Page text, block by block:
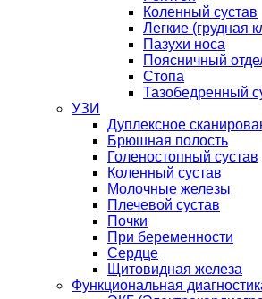
Коленный сустав
Легкие (грудная
Пазухи носа
Поясничный
Стопа
Тазобедренный
УЗИ
Дуплексное
Брюшная полость
Голеностопный сустав
Коленный сустав
Молочные железы
Плечевой сустав
Почки
При беременности
Сердце
Щитовидная железа
Функциональная